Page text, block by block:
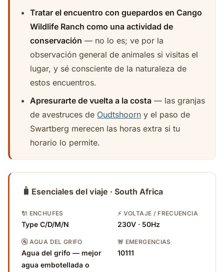
Tratar el encuentro con guepardos en Cango
Wildlife Ranch como una actividad de
conservación — no lo es; ve por la
observación general de animales si visitas el
lugar, y sé consciente de la naturaleza de
estos encuentros.
Apresurarte de vuelta a la costa — las granjas
de avestruces de Oudtshoorn y el paso de
Swartberg merecen las horas extra si tu
horario lo permite.
🧳 Esenciales del viaje · South Africa
🔌 ENCHUFES
Type C/D/M/N
⚡ VOLTAJE / FRECUENCIA
230V · 50Hz
🚰 AGUA DEL GRIFO
Agua del grifo — mejor
agua embotellada o
🚨 EMERGENCIAS
10111